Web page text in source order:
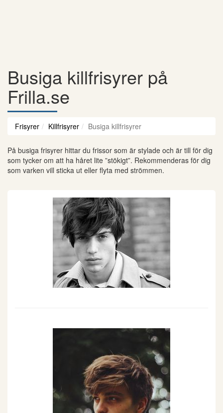
Busiga killfrisyrer på
Frilla.se
Frisyrer Killfrisyrer Busiga killfrisyrer
På busiga frisyrer hittar du frissor som är stylade och är till för dig
som tycker om att ha håret lite ”stökigt”. Rekommenderas för dig
som varken vill sticka ut eller flyta med strömmen.